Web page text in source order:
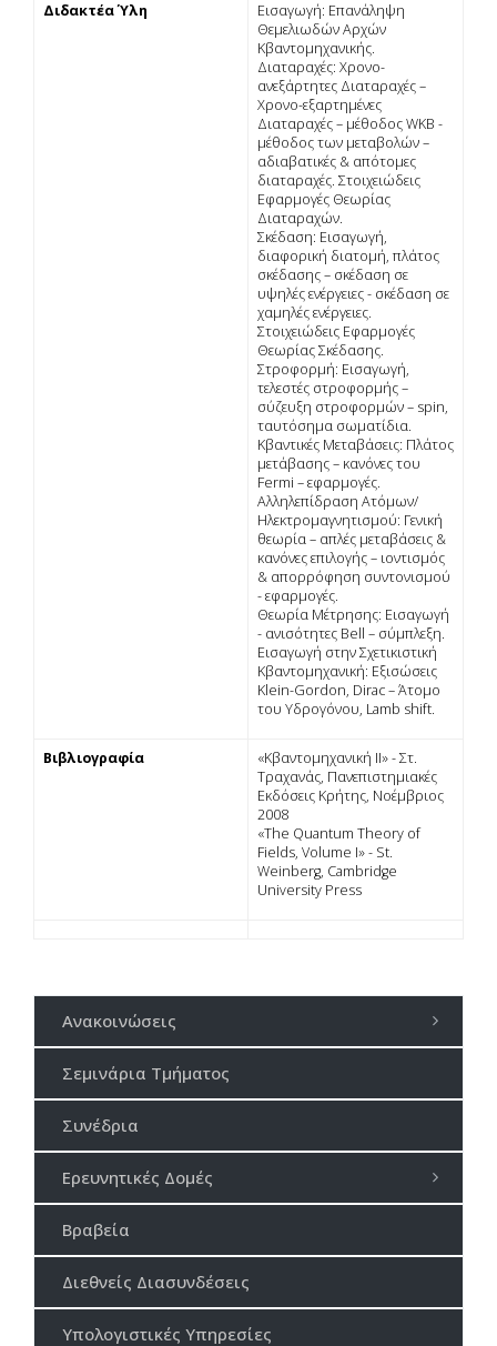
Διδακτέα Ύλη
Εισαγωγή: Επανάληψη
Θεµελιωδών Αρχών
Κβαντοµηχανικής.
Διαταραχές: Χρονο-
ανεξάρτητες Διαταραχές –
Χρονο-εξαρτηµένες
Διαταραχές – µέθοδος WΚΒ -
µέθοδος των µεταβολών –
αδιαβατικές & απότοµες
διαταραχές. Στοιχειώδεις
Εφαρµογές Θεωρίας
Διαταραχών.
Σκέδαση: Εισαγωγή,
διαφορική διατοµή, πλάτος
σκέδασης – σκέδαση σε
υψηλές ενέργειες - σκέδαση σε
χαµηλές ενέργειες.
Στοιχειώδεις Εφαρµογές
Θεωρίας Σκέδασης.
Στροφορµή: Εισαγωγή,
τελεστές στροφορµής –
σύζευξη στροφορµών – spin,
ταυτόσηµα σωµατίδια.
Κβαντικές Μεταβάσεις: Πλάτος
µετάβασης – κανόνες του
Fermi – εφαρµογές.
Αλληλεπίδραση Ατόµων/
Ηλεκτροµαγνητισµού: Γενική
θεωρία – απλές µεταβάσεις &
κανόνες επιλογής – ιοντισµός
& απορρόφηση συντονισµού
- εφαρµογές.
Θεωρία Μέτρησης: Εισαγωγή
- ανισότητες Bell – σύµπλεξη.
Εισαγωγή στην Σχετικιστική
Κβαντοµηχανική: Εξισώσεις
Klein-Gordon, Dirac – Άτοµο
του Υδρογόνου, Lamb shift.
Βιβλιογραφία
«Κβαντοµηχανική ΙΙ» - Στ.
Τραχανάς, Πανεπιστηµιακές
Εκδόσεις Κρήτης, Νοέµβριος
2008
«The Quantum Theory of
Fields, Volume I» - St.
Weinberg, Cambridge
University Press
Ανακοινώσεις
Σεμινάρια Τμήματος
Συνέδρια
Ερευνητικές Δομές
Βραβεία
Διεθνείς Διασυνδέσεις
Υπολογιστικές Υπηρεσίες